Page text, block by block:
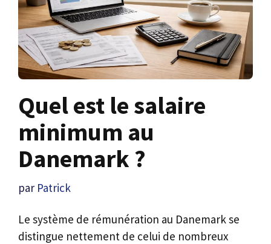
Quel est le salaire
minimum au
Danemark ?
par Patrick
Le système de rémunération au Danemark se
distingue nettement de celui de nombreux